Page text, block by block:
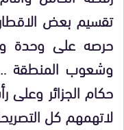
تقسيم بعض
حرصه على وحدة
وشعوب المنطقة …
حكام الجزائر وعلى
لاتهمهم كل